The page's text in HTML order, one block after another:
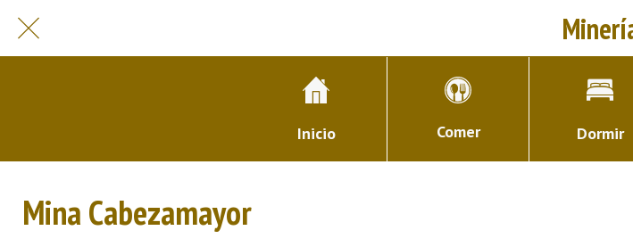
Inicio Comer Dormir
Mina Cabezamayor